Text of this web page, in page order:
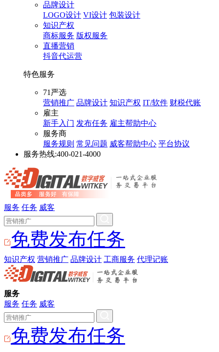
品牌设计
LOGO设计 VI设计 包装设计
知识产权
商标服务 版权服务
直播营销
抖音代运营
特色服务
71严选
营销推广 品牌设计 知识产权 IT/软件 财税代账
雇主
新手入门 发布任务 雇主帮助中心
服务商
服务规则 常见问题 威客帮助中心 平台协议
服务热线:400-021-4000
服务 任务 威客
免费发布任务
知识产权 营销推广 品牌设计 工商服务 代理记账
服务
服务 任务 威客
免费发布任务